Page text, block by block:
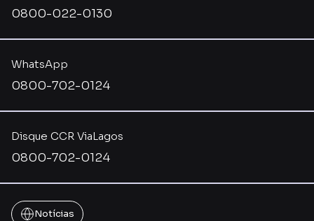
Disque CCR ViaLagos
0800-702-0124
0800-022-0130
WhatsApp
0800-702-0124
Notícias